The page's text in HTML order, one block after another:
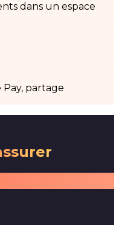
dans un espace
partage